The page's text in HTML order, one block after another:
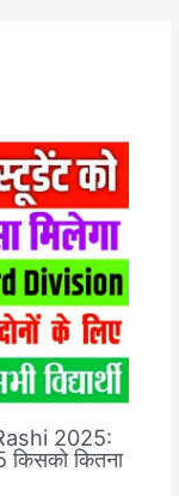
2025:
किसको कितना